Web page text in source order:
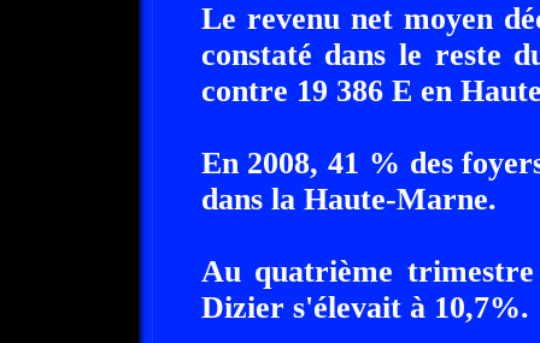
Le revenu net moyen
constaté dans le reste
contre 19 386 E en
En 2008, 41 % des
dans la Haute-Marne.
Au quatrième
Dizier s'élevait à 10,7%.